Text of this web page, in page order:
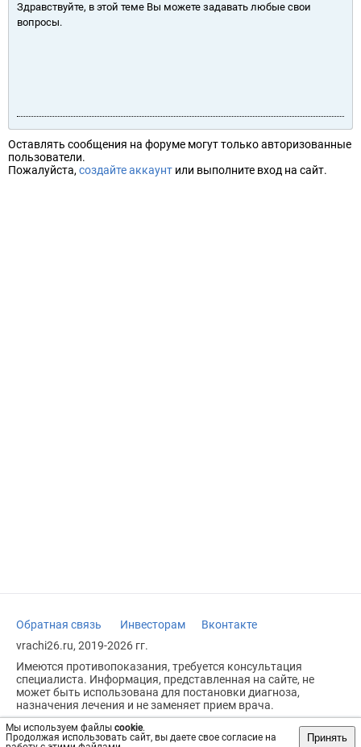
Мы используем файлы cookie.
Продолжая использовать сайт, вы даете свое согласие на
Принять
Здравствуйте, в этой теме Вы можете задавать любые свои
вопросы.
Оставлять сообщения на форуме могут только авторизованные
пользователи.
Пожалуйста, создайте аккаунт или выполните вход на сайт.
Обратная связь Инвесторам
Вконтакте
vrachi26.ru, 2019-2026 гг.
Имеются противопоказания, требуется консультация
специалиста. Информация, представленная на сайте, не
может быть использована для постановки диагноза,
назначения лечения и не заменяет прием врача.
Возрастное ограничение: 18+